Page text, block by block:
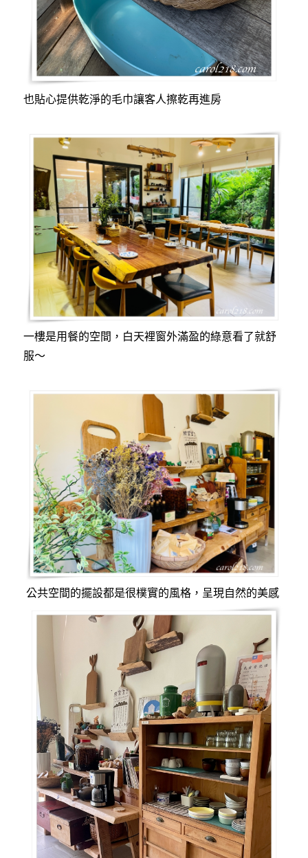
也貼心提供乾淨的毛巾讓客人擦乾再進房
一樓是用餐的空間，白天裡窗外滿盈的綠意看了就舒
服～
公共空間的擺設都是很樸實的風格，呈現自然的美感